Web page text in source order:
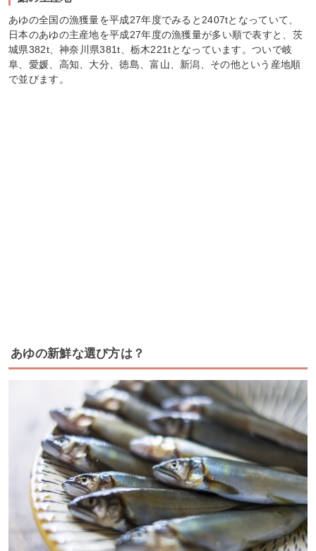
あゆの全国の漁獲量を平成27年度でみると2407tとなっていて、
日本のあゆの主産地を平成27年度の漁獲量が多い順で表すと、茨
城県382t、神奈川県381t、栃木221tとなっています。ついで岐
阜、愛媛、高知、大分、徳島、富山、新潟、その他という産地順
で並びます。
あゆの新鮮な選び方は？